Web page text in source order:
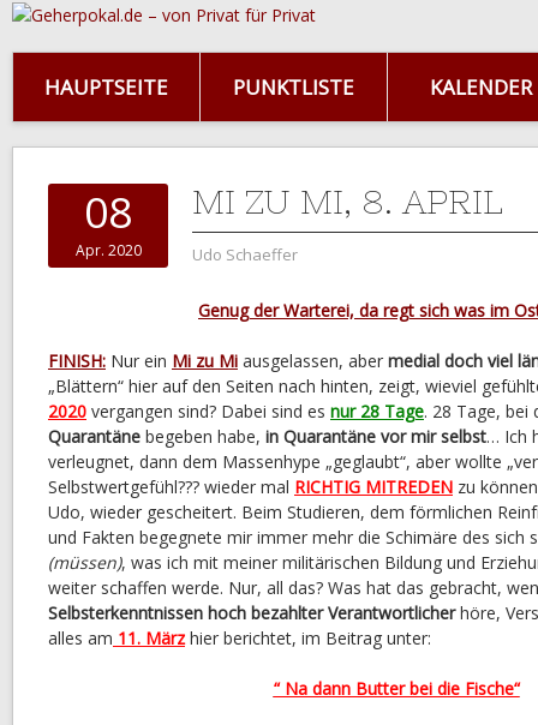
HAUPTSEITE PUNKTLISTE KALENDER
08
Apr. 2020
MI ZU MI, 8. APRIL
Udo Schaeffer
Genug der Warterei, da regt sich was im
FINISH: Nur ein Mi zu Mi ausgelassen, aber medial doch viel
„Blättern“ hier auf den Seiten nach hinten, zeigt, wieviel
2020 vergangen sind? Dabei sind es nur 28 Tage. 28 Tage,
Quarantäne begeben habe, in Quarantäne vor mir selbst… Ich
verleugnet, dann dem Massenhype „geglaubt“, aber wollte
Selbstwertgefühl??? wieder mal RICHTIG MITREDEN zu
Udo, wieder gescheitert. Beim Studieren, dem förmlichen
und Fakten begegnete mir immer mehr die Schimäre des sich
(müssen), was ich mit meiner militärischen Bildung und
weiter schaffen werde. Nur, all das? Was hat das gebracht,
Selbsterkenntnissen hoch bezahlter Verantwortlicherhöre,
alles am 11. März hier berichtet, im Beitrag unter:
“ Na dann Butter bei die Fische“